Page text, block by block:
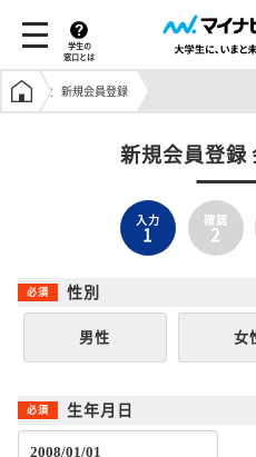
学生の
窓口とは
学生の窓口トップ
新規会員登録
新規会員登録
入力
1
確認
2
性別
男性 女
生年月日